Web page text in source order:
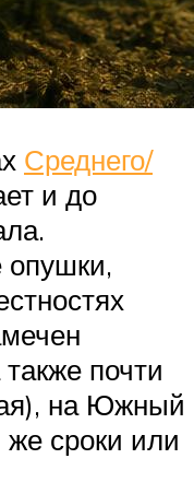
Среднего/
и до
опушки,
почти
на Южный
сроки или